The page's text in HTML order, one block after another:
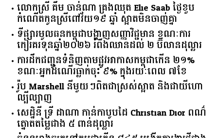
លោកស្រី គឹម ចាន់ណា គ្រងឈុត Elie Saab ថ្ងៃខួប
កំណើតកូនស្រីពៅវ័យ១៩ ឆ្នាំ ស្អាតមិនចាញ់គ្នា
ទីផ្សារ​មូលធន​កម្ពុជា​បង្ហាញ​សញ្ញា​វិជ្ជមាន​ ​ខណៈ​ការ​
កៀរគរ​ទុន​ឆ្នាំ​២០២៦​ ​រំពឹង​ឈានដល់​ ​២​ ​ប៊ីលាន​ដុល្លារ​
ការដឹកជញ្ជូនទំនិញតាមផ្លូវអាកាសកម្ពុជាកើន ២១%
ខណៈអ្នកដំណើរធ្លាក់ចុះ ៩% ក្នុងរយៈពេល ៧ខែ
រ៉ូប Marshell នីមួយៗពិតជាស្រស់ស្អាត និងជាយីហោ
ល្បីល្បាញ
សេដ្ឋិនី ទ្រី ដាណា កាន់កាបូបដៃ Christian Dior ពណ៌
ត្នោតតម្លៃជាង ៥ ពាន់ដុល្លារ